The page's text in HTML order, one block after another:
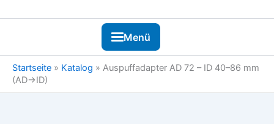
Menü
Startseite » Katalog » Auspuffadapter AD 72 – ID 40–86 mm
(AD→ID)